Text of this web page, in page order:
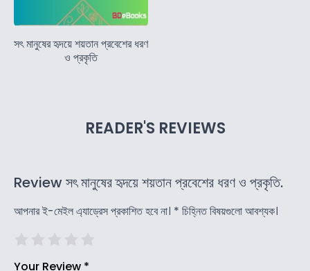
সৎ মানুষের হৃদয়ে শয়তান প্রবেশের ধরণ
ও প্রকৃতি
READER'S REVIEWS
Review সৎ মানুষের হৃদয়ে শয়তান প্রবেশের ধরণ ও প্রকৃতি.
আপনার ই-মেইল এ্যাড্রেস প্রকাশিত হবে না। * চিহ্নিত বিষয়গুলো আবশ্যক।
Your Review *